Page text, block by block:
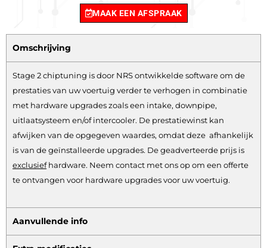
MAAK EEN AFSPRAAK
Omschrijving
Stage 2 chiptuning is door NRS ontwikkelde software om de
prestaties van uw voertuig verder te verhogen in combinatie
met hardware upgrades zoals een intake, downpipe,
uitlaatsysteem en/of intercooler. De prestatiewinst kan
afwijken van de opgegeven waardes, omdat deze afhankelijk
is van de geïnstalleerde upgrades. De geadverteerde prijs is
exclusiefhardware. Neem contact met ons op om een offerte
te ontvangen voor hardware upgrades voor uw voertuig.
Aanvullende info